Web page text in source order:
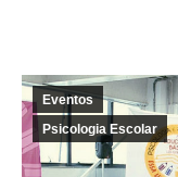
Eventos
Psicologia Escolar